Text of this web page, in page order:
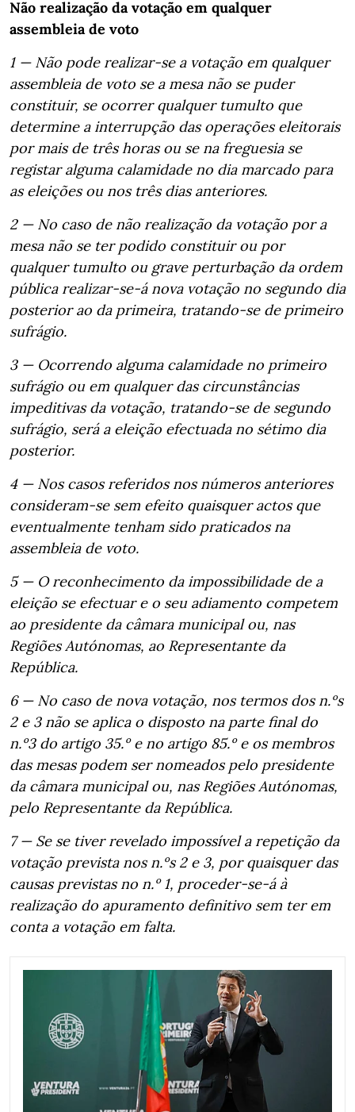
Não realização da votação em qualquer
assembleia de voto
1 — Não pode realizar-se a votação em qualquer
assembleia de voto se a mesa não se puder
constituir, se ocorrer qualquer tumulto que
determine a interrupção das operações eleitorais
por mais de três horas ou se na freguesia se
registar alguma calamidade no dia marcado para
as eleições ou nos três dias anteriores.
2 — No caso de não realização da votação por a
mesa não se ter podido constituir ou por
qualquer tumulto ou grave perturbação da ordem
pública realizar-se-á nova votação no segundo dia
posterior ao da primeira, tratando-se de primeiro
sufrágio.
3 — Ocorrendo alguma calamidade no primeiro
sufrágio ou em qualquer das circunstâncias
impeditivas da votação, tratando-se de segundo
sufrágio, será a eleição efectuada no sétimo dia
posterior.
4 — Nos casos referidos nos números anteriores
consideram-se sem efeito quaisquer actos que
eventualmente tenham sido praticados na
assembleia de voto.
5 — O reconhecimento da impossibilidade de a
eleição se efectuar e o seu adiamento competem
ao presidente da câmara municipal ou, nas
Regiões Autónomas, ao Representante da
República.
6 — No caso de nova votação, nos termos dos n.ºs
2 e 3 não se aplica o disposto na parte final do
n.º3 do artigo 35.º e no artigo 85.º e os membros
das mesas podem ser nomeados pelo presidente
da câmara municipal ou, nas Regiões Autónomas,
pelo Representante da República.
7 — Se se tiver revelado impossível a repetição da
votação prevista nos n.ºs 2 e 3, por quaisquer das
causas previstas no n.º 1, proceder-se-á à
realização do apuramento definitivo sem ter em
conta a votação em falta.